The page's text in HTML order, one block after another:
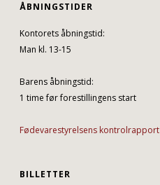
ÅBNINGSTIDER
Kontorets åbningstid:
Man kl. 13-15
Barens åbningstid:
1 time før forestillingens start
Fødevarestyrelsens kontrolrapport
BILLETTER